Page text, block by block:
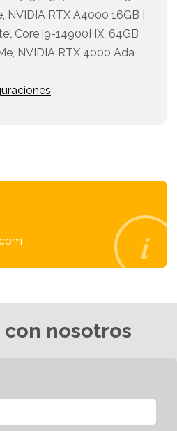
NVIDIA RTX A4000 16GB |
Core i9-14900HX, 64GB
NVIDIA RTX 4000 Ada
nosotros